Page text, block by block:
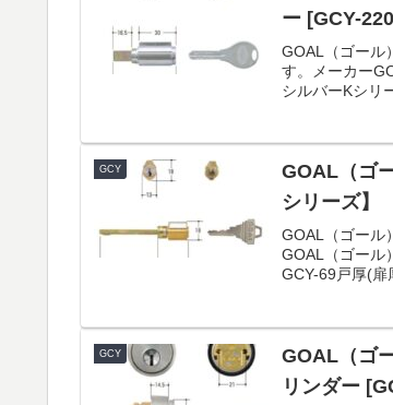
ー [GCY-
GOAL（ゴール
す。メーカー
シルバーKシリ
GCY
GOAL（ゴ
シリーズ】
GOAL（ゴール
GOAL（ゴール
GCY-69戸厚(扉
GCY
GOAL（ゴ
リンダー